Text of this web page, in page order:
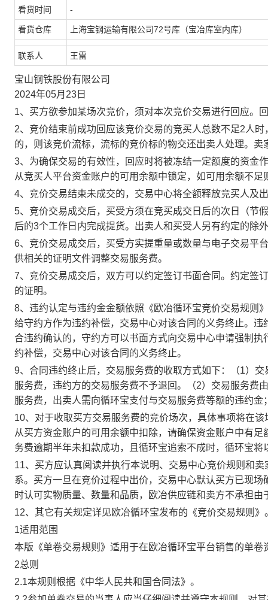
看货时间 -
看货仓库 上海宝钢运输有限公司72号库（宝冶库室内库）
联系人 王雷
宝山钢铁股份有限公司
2024年05月23日
1、买方欲参加某场次竞价，须对本次竞价交易进行回应。
2、竞价结束前成功回应该竞价交易的竞买人总数不足2人
的，则该竞价流标，流标的竞价标的物交还出卖人处理。
3、为确保交易的有效性，回应时将被冻结一定额度的资金
从竞买人平台资金账户的可用余额中锁定，如可用余额不足
4、竞价交易结束未成交的，交易中心将全额释放竞买人及
5、竞价交易成交后，买受方须在竞买成交日后的次日（节
后的3个工作日内完成提货。出卖人和买受人另有约定的除
6、竞价交易成交后，买受方实提重量或数量与电子交易平
供相关的证明文件调整交易服务费。
7、竞价交易成交后，双方可以约定签订书面合同。约定签
的证明。
8、违约认定与违约金金额依照《欧冶循环宝竞价交易规则
给守约方作为违约补偿，交易中心对该合同的义务终止。
合违约确认的，守约方可以书面方式向交易中心申请强制
约补偿，交易中心对该合同的义务终止。
9、合同违约终止后，交易服务费的收取方式如下：（1）
服务费，违约方的交易服务费不予退回。（2）交易服务费
服务费，出卖人需向循环宝支付与交易服务费等额的违约
10、对于收取买方交易服务费的竞价场次，具体事项将在
从买方资金账户的可用余额中扣除，请确保资金账户中有
务费逾期半年未扣款成功，且循环宝追索不成时，循环宝将
11、买方应认真阅读并执行本说明、交易中心竞价规则和
系。买方一旦在竞价过程中出价，交易中心默认买方已现
时认可实物质量、数量和品质，欧冶供应链和卖方不承担由
12、其它有关规定详见欧冶循环宝发布的《竞价交易规则》
1适用范围
本版《单卷交易规则》适用于在欧冶循环宝平台销售的单卷
2总则
2.1本规则根据《中华人民共和国合同法》。